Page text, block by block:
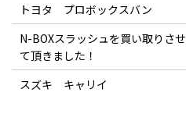
トヨタ プロボックスバン
N-BOXスラッシュを買い取りさせ
て頂きました！
スズキ キャリイ